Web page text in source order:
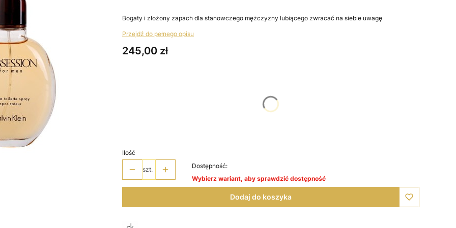
Bogaty i złożony zapach dla stanowczego mężczyzny lubiącego zwracać na siebie uwagę
Przejdź do pełnego opisu
Cena
245,00 zł
Ilość
szt.
Dostępność:
Wybierz wariant, aby sprawdzić dostępność
Dodaj do koszyka